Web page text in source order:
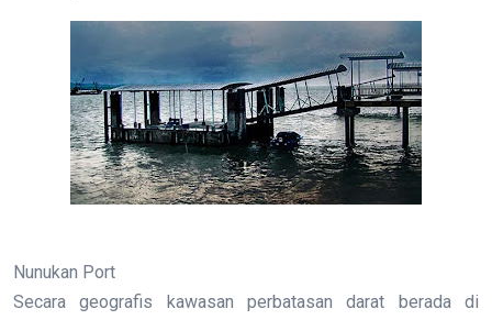
Nunukan Port
Secara geografis kawasan perbatasan darat berada di